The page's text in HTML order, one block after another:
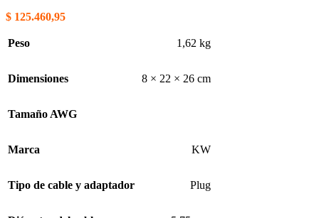
$ 125.460,95
Peso 1,62 kg
Dimensiones 8 × 22 × 26 cm
Tamaño AWG
Marca KW
Tipo de cable y adaptador Plug